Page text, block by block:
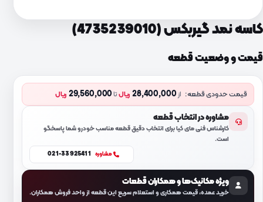
کاسه نمد گیربکس (4735239010)
قیمت و وضعیت قطعه
قیمت حدودی قطعه: از28,400,000 ریالتا29,560,000 ریال
مشاوره در انتخاب قطعه
کارشناس فنی مای کیا برای انتخاب دقیق قطعه مناسب خودرو شما پاسخگو
است.
مشاوره 021-33925411
ویژه مکانیک‌ها و همکاران قطعات
خرید عمده، قیمت همکاری و استعلام سریع این قطعه از واحد فروش همکاران.